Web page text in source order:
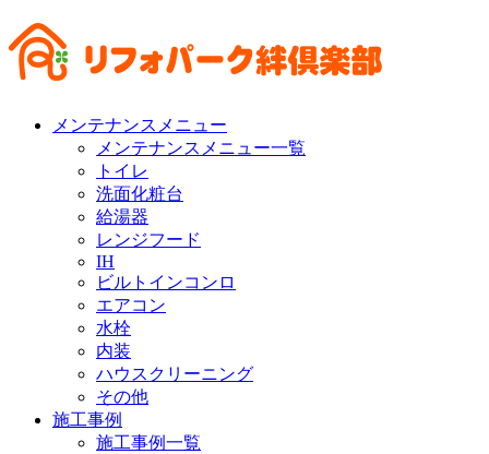
メンテナンスメニュー
メンテナンスメニュー一覧
トイレ
洗面化粧台
給湯器
レンジフード
IH
ビルトインコンロ
エアコン
水栓
内装
ハウスクリーニング
その他
施工事例
施工事例一覧